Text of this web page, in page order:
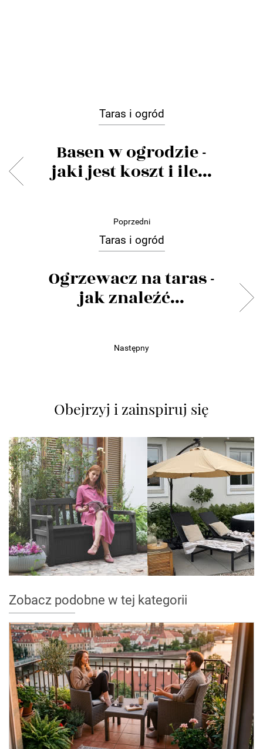
Taras i ogród
Basen w ogrodzie -
jaki jest koszt i ile...
Poprzedni
Taras i ogród
Ogrzewacz na taras -
jak znaleźć...
Następny
Obejrzyj i zainspiruj się
Zobacz podobne w tej kategorii